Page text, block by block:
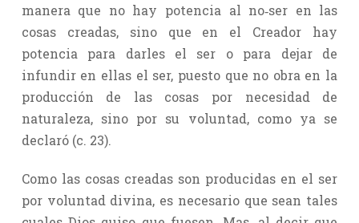
manera que no hay potencia al no‑ser en las
cosas creadas, sino que en el Creador hay
potencia para darles el ser o para dejar de
infundir en ellas el ser, puesto que no obra en la
producción de las cosas por necesidad de
naturaleza, sino por su voluntad, como ya se
declaró (c. 23).
Como las cosas creadas son producidas en el ser
por voluntad divina, es necesario que sean tales